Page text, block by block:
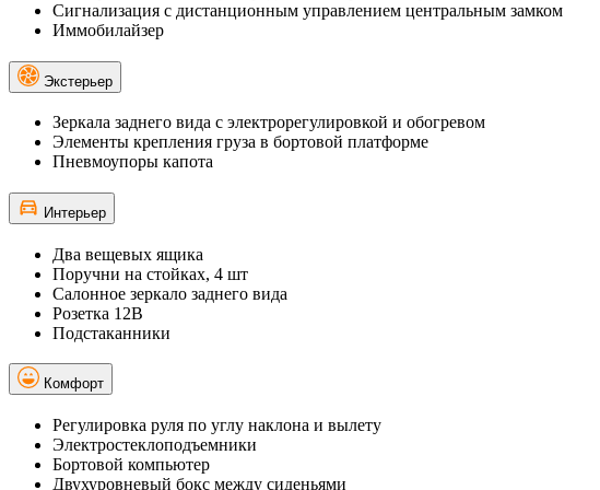
Сигнализация с дистанционным управлением центральным замком
Иммобилайзер
Экстерьер
Зеркала заднего вида с электрорегулировкой и обогревом
Элементы крепления груза в бортовой платформе
Пневмоупоры капота
Интерьер
Два вещевых ящика
Поручни на стойках, 4 шт
Салонное зеркало заднего вида
Розетка 12В
Подстаканники
Комфорт
Регулировка руля по углу наклона и вылету
Электростеклоподъемники
Бортовой компьютер
Двухуровневый бокс между сиденьями